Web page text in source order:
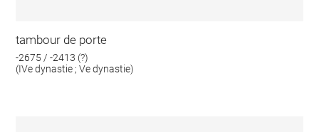
tambour de porte
-2675 / -2413 (?)
(IVe dynastie ; Ve dynastie)